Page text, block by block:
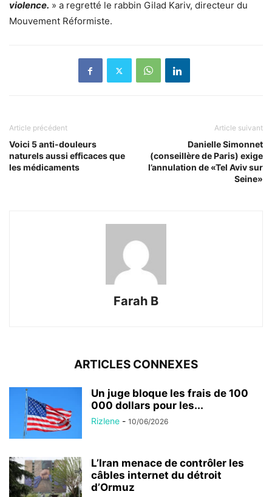
violence. » a regretté le rabbin Gilad Kariv, directeur du
Mouvement Réformiste.
Article précédent
Voici 5 anti-douleurs
naturels aussi efficaces que
les médicaments
Article suivant
Danielle Simonnet
(conseillère de Paris) exige
l’annulation de «Tel Aviv sur
Seine»
Farah B
ARTICLES CONNEXES
Un juge bloque les frais de 100
000 dollars pour les...
Rizlene - 10/06/2026
L’Iran menace de contrôler les
câbles internet du détroit
d’Ormuz